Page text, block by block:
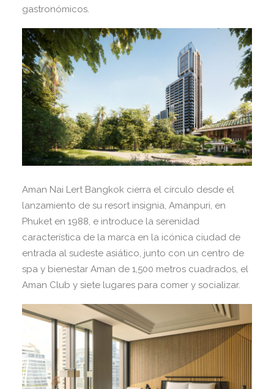
gastronómicos.
Aman Nai Lert Bangkok cierra el círculo desde el
lanzamiento de su resort insignia, Amanpuri, en
Phuket en 1988, e introduce la serenidad
característica de la marca en la icónica ciudad de
entrada al sudeste asiático, junto con un centro de
spa y bienestar Aman de 1,500 metros cuadrados, el
Aman Club y siete lugares para comer y socializar.